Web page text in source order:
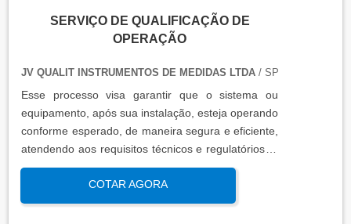
SERVIÇO DE QUALIFICAÇÃO DE
OPERAÇÃO
JV QUALIT INSTRUMENTOS DE MEDIDAS LTDA/ SP
Esse processo visa garantir que o sistema ou
equipamento, após sua instalação, esteja operando
conforme esperado, de maneira segura e eficiente,
atendendo aos requisitos técnicos e regulatórios. A
qualificação de operação é focada em verificar se o
sistema ou equipamento funciona dentro dos
parâmetros esperados em condições reais de
COTAR AGORA